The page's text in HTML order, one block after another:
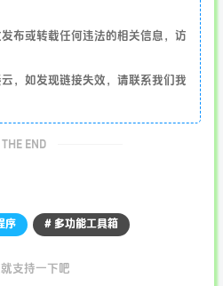
布或转载任何违法的相关信息，访
，如发现链接失效，请联系我们我
THE END
序 # 多功能工具箱
支持一下吧